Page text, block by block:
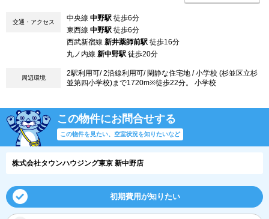
交通・アクセス 中央線 中野駅 徒歩6分
東西線 中野駅 徒歩6分
西武新宿線 新井薬師前駅 徒歩16分
丸ノ内線 新中野駅 徒歩20分
周辺環境
2駅利用可/ 2沿線利用可/ 閑静な住宅地 / 小学校 (杉並区立杉
並第四小学校)まで1720m※徒歩22分。 小学校
この物件にお問合せする
この物件を見たい、空室状況を知りたいなど
株式会社タウンハウジング東京 新中野店
初期費用が知りたい